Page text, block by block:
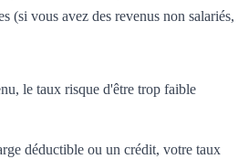
(si vous avez des revenus non salariés,
le taux risque d'être trop faible
déductible ou un crédit, votre taux